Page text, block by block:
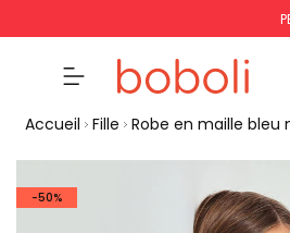
Accueil Fille Robe en maille bleu
-50%